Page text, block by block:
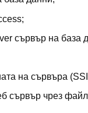
сървър на база
на сървъра
сървър чрез